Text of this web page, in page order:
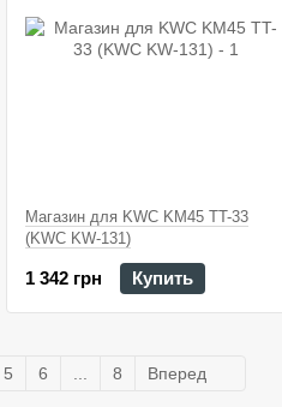
Магазин для KWC KM45 TT-33
(KWC KW-131)
1 342 грн Купить
5 6 8 Вперед